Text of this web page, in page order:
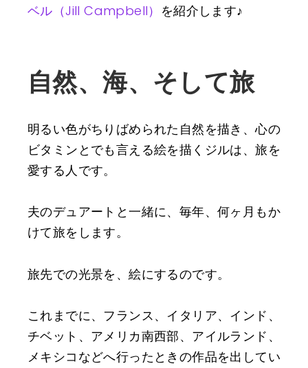
ベル（Jill Campbell） を紹介します♪
自然、海、そして旅
明るい色がちりばめられた自然を描き、心の
ビタミンとでも言える絵を描くジルは、旅を
愛する人です。
夫のデュアートと一緒に、毎年、何ヶ月もか
けて旅をします。
旅先での光景を、絵にするのです。
これまでに、フランス、イタリア、インド、
チベット、アメリカ南西部、アイルランド、
メキシコなどへ行ったときの作品を出してい